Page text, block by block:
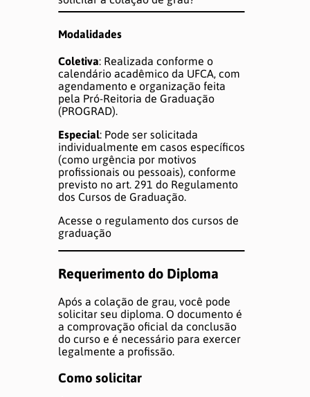
Modalidades
Coletiva: Realizada conforme o
calendário acadêmico da UFCA, com
agendamento e organização feita
pela Pró-Reitoria de Graduação
(PROGRAD).
Especial: Pode ser solicitada
individualmente em casos específicos
(como urgência por motivos
profissionais ou pessoais), conforme
previsto no art. 291 do Regulamento
dos Cursos de Graduação.
Acesse o regulamento dos cursos de
graduação
Requerimento do Diploma
Após a colação de grau, você pode
solicitar seu diploma. O documento é
a comprovação oficial da conclusão
do curso e é necessário para exercer
legalmente a profissão.
Como solicitar